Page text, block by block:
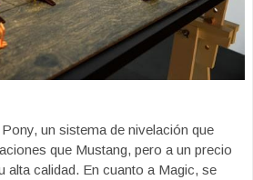
un sistema de nivelación que
que Mustang, pero a un precio
alta calidad. En cuanto a Magic, se